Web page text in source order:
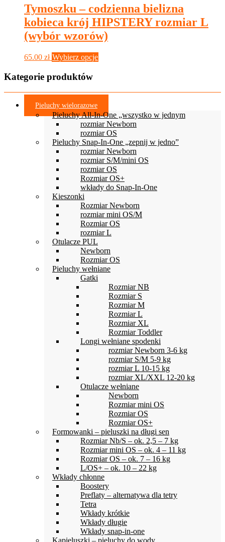
wariantów.
Opcje
można
wybrać
na
stronie
Tymoszku – codzienna bielizna
kobieca krój HIPSTERY rozmiar L
(wybór wzorów)
65.00 zł Wybierz opcje
wariantów.
można
wybrać
na
stronie
produktu
Kategorie produktów
Pieluchy wielorazowe
Pieluchy All-In-One „wszystko w jednym
rozmiar Newborn
rozmiar OS
Pieluchy Snap-In-One „zepnij w jedno”
rozmiar Newborn
rozmiar S/M/mini OS
rozmiar OS
Rozmiar OS+
wkłady do Snap-In-One
Kieszonki
Rozmiar Newborn
rozmiar mini OS/M
Rozmiar OS
rozmiar L
Otulacze PUL
Newborn
Rozmiar OS
Pieluchy wełniane
Gatki
Rozmiar NB
Rozmiar S
Rozmiar M
Rozmiar L
Rozmiar XL
Rozmiar Toddler
Longi wełniane spodenki
rozmiar Newborn 3-6 kg
rozmiar S/M 5-9 kg
rozmiar L 10-15 kg
rozmiar XL/XXL 12-20 kg
Otulacze wełniane
Newborn
Rozmiar mini OS
Rozmiar OS
Rozmiar OS+
Formowanki – pieluszki na długi sen
Rozmiar Nb/S – ok. 2,5 – 7 kg
Rozmiar mini OS – ok. 4 – 11 kg
Rozmiar OS – ok. 7 – 16 kg
L/OS+ – ok. 10 – 22 kg
Wkłady chłonne
Boostery
Preflaty – alternatywa dla tetry
Tetra
Wkłady krótkie
Wkłady długie
Wkłady snap-in-one
Kąpieluszki – pieluchy do wody